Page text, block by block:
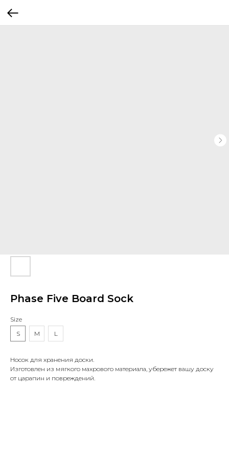
Phase Five Board Sock
Size
S
M L
Носок для хранения доски.
Изготовлен из мягкого махрового материала, убережет вашу доску
от царапин и повреждений.